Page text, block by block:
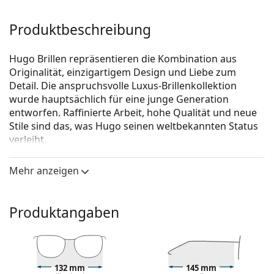
Produktbeschreibung
Hugo Brillen repräsentieren die Kombination aus
Originalität, einzigartigem Design und Liebe zum
Detail. Die anspruchsvolle Luxus-Brillenkollektion
wurde hauptsächlich für eine junge Generation
entworfen. Raffinierte Arbeit, hohe Qualität und neue
Stile sind das, was Hugo seinen weltbekannten Status
verleiht.
Hugo Boss HUGO HG 1010 OIT 16 54ist eine Brille für
Männer.
von Lentiamo an, wie Sie in dieser Brille aussehen.
Die schwarze Farbe der Brillenfassung passt perfekt
zu kühlen Hauttönen und hellblondem,
Mehr anzeigen
Produktangaben
132 mm 145 mm